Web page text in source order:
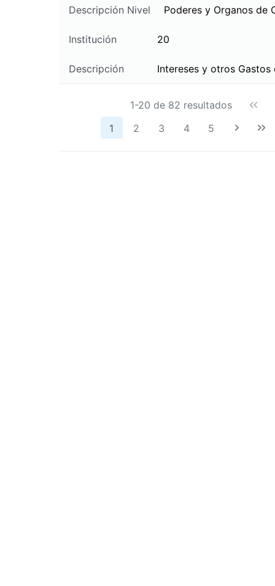
Descripción Nivel Poderes y Organos de
Institución 20
Descripción Intereses y otros Gastos
1-20 de 82 resultados
1
2 3 4 5